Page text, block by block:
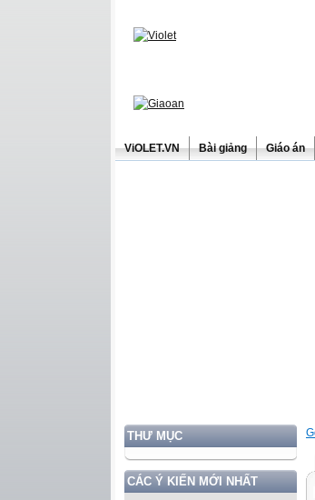
ViOLET.VN Bài giảng Giáo án
THƯ MỤC
CÁC Ý KIẾN MỚI NHẤT